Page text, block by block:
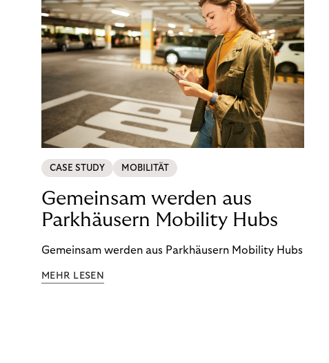
CASE STUDY MOBILITÄT
Gemeinsam werden aus
Parkhäusern Mobility Hubs
Gemeinsam werden aus Parkhäusern Mobility Hubs
MEHR LESEN